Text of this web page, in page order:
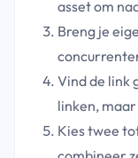
asset om
Breng je
Vind de link
linken,
Kies twee